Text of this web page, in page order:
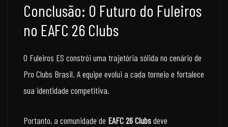
Conclusão: O Futuro do Fuleiros
no EAFC 26 Clubs
O Fuleiros ES constrói uma trajetória sólida no cenário de
Pro Clubs Brasil. A equipe evolui a cada torneio e fortalece
sua identidade competitiva.
Portanto, a comunidade de EAFC 26 Clubsdeve